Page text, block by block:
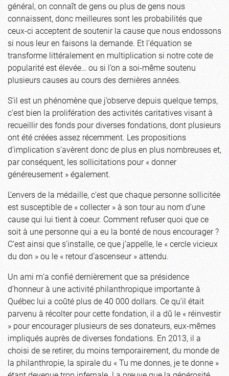
général, on connaît de gens ou plus de gens nous
connaissent, donc meilleures sont les probabilités que
ceux-ci acceptent de soutenir la cause que nous endossons
si nous leur en faisons la demande. Et l’équation se
transforme littéralement en multiplication si notre cote de
popularité est élevée… ou si l’on a soi-même soutenu
plusieurs causes au cours des dernières années.
S’il est un phénomène que j’observe depuis quelque temps,
c’est bien la prolifération des activités caritatives visant à
recueillir des fonds pour diverses fondations, dont plusieurs
ont été créées assez récemment. Les propositions
d’implication s’avèrent donc de plus en plus nombreuses et,
par conséquent, les sollicitations pour « donner
généreusement » également.
L’envers de la médaille, c’est que chaque personne sollicitée
est susceptible de « collecter » à son tour au nom d’une
cause qui lui tient à coeur. Comment refuser quoi que ce
soit à une personne qui a eu la bonté de nous encourager ?
C’est ainsi que s’installe, ce que j’appelle, le « cercle vicieux
du don » ou le « retour d’ascenseur » attendu.
Un ami m’a confié dernièrement que sa présidence
d’honneur à une activité philanthropique importante à
Québec lui a coûté plus de 40 000 dollars. Ce qu’il était
parvenu à récolter pour cette fondation, il a dû le « réinvestir
» pour encourager plusieurs de ses donateurs, eux-mêmes
impliqués auprès de diverses fondations. En 2013, il a
choisi de se retirer, du moins temporairement, du monde de
la philanthropie, la spirale du « Tu me donnes, je te donne »